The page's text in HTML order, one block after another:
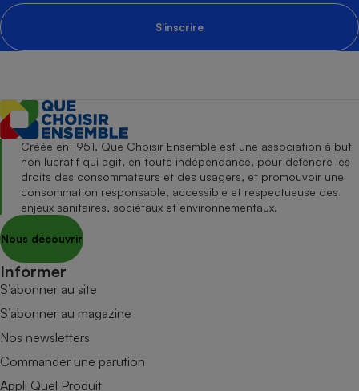
S'inscrire
Créée en 1951, Que Choisir Ensemble est une association à but
non lucratif qui agit, en toute indépendance, pour défendre les
droits des consommateurs et des usagers, et promouvoir une
consommation responsable, accessible et respectueuse des
enjeux sanitaires, sociétaux et environnementaux.
Nous découvrir
Informer
S’abonner au site
S’abonner au magazine
Nos newsletters
Commander une parution
Appli Quel Produit